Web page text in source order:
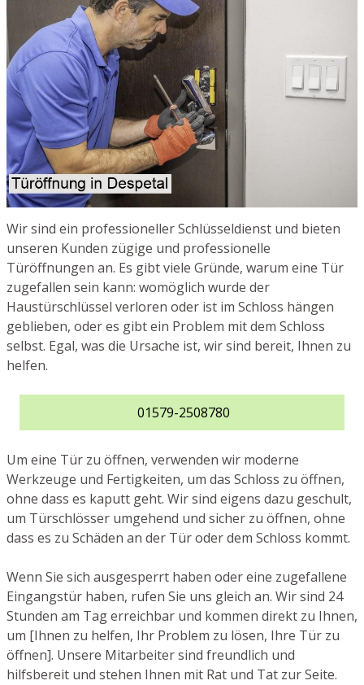
Wir sind ein professioneller Schlüsseldienst und bieten
unseren Kunden zügige und professionelle
Türöffnungen an. Es gibt viele Gründe, warum eine Tür
zugefallen sein kann: womöglich wurde der
Haustürschlüssel verloren oder ist im Schloss hängen
geblieben, oder es gibt ein Problem mit dem Schloss
selbst. Egal, was die Ursache ist, wir sind bereit, Ihnen zu
helfen.
01579-2508780
Um eine Tür zu öffnen, verwenden wir moderne
Werkzeuge und Fertigkeiten, um das Schloss zu öffnen,
ohne dass es kaputt geht. Wir sind eigens dazu geschult,
um Türschlösser umgehend und sicher zu öffnen, ohne
dass es zu Schäden an der Tür oder dem Schloss kommt.
Wenn Sie sich ausgesperrt haben oder eine zugefallene
Eingangstür haben, rufen Sie uns gleich an. Wir sind 24
Stunden am Tag erreichbar und kommen direkt zu Ihnen,
um [Ihnen zu helfen, Ihr Problem zu lösen, Ihre Tür zu
öffnen]. Unsere Mitarbeiter sind freundlich und
hilfsbereit und stehen Ihnen mit Rat und Tat zur Seite.